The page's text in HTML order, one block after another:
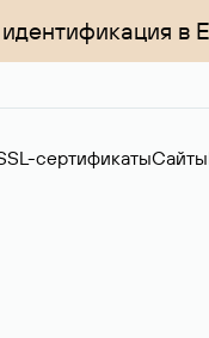
в
сертификатыСайты